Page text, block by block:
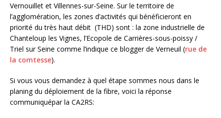
Vernouillet et Villennes-sur-Seine. Sur le territoire de
l’agglomération, les zones d’activités qui bénéficieront en
priorité du très haut débit (THD) sont : la zone industrielle de
Chanteloup les Vignes, l’Ecopole de Carrières-sous-poissy /
Triel sur Seine comme l’indique ce blogger de Verneuil (rue de
la comtesse).
Si vous vous demandez à quel étape sommes nous dans le
planing du déploiement de la fibre, voici la réponse
communiquépar la CA2RS: